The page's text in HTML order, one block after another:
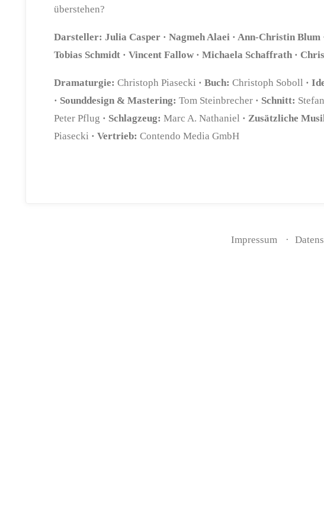
überstehen?
Darsteller:Julia Casper · Nagmeh Alaei · Ann-Christin
Tobias Schmidt · Vincent Fallow · Michaela Schaffrath ·
Dramaturgie: Christoph Piasecki · Buch: Christoph Soboll ·
· Sounddesign & Mastering: Tom Steinbrecher · Schnitt:
Peter Pflug · Schlagzeug: Marc A. Nathaniel · Zusätzliche
Piasecki · Vertrieb: Contendo Media GmbH
Impressum